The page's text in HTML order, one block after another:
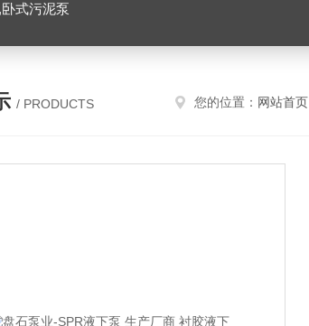
式污泥泵
/ PRODUCTS 您的位置： 网站首页